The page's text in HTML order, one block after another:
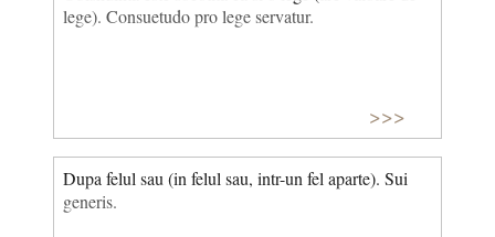
lege). Consuetudo pro lege servatur.
>>>
Dupa felul sau (in felul sau, intr-un fel aparte). Sui
generis.